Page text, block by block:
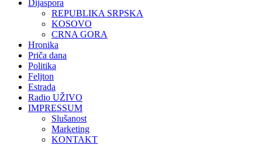
Dijaspora
REPUBLIKA SRPSKA
KOSOVO
CRNA GORA
Hronika
Priča dana
Politika
Feljton
Estrada
Radio UŽIVO
IMPRESSUM
Slušanost
Marketing
KONTAKT